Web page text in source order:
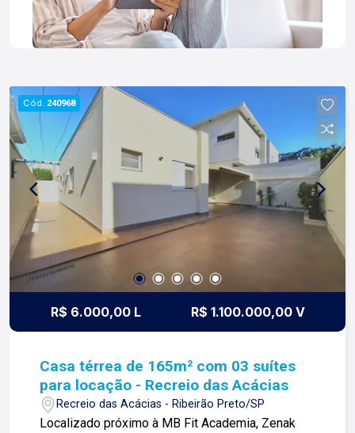
Cód. 240968
R$ 6.000,00 L R$ 1.100.000,00 V
Casa térrea de 165m² com 03 suítes
para locação - Recreio das Acácias
Recreio das Acácias - Ribeirão Preto/SP
Localizado próximo à MB Fit Academia, Zenak